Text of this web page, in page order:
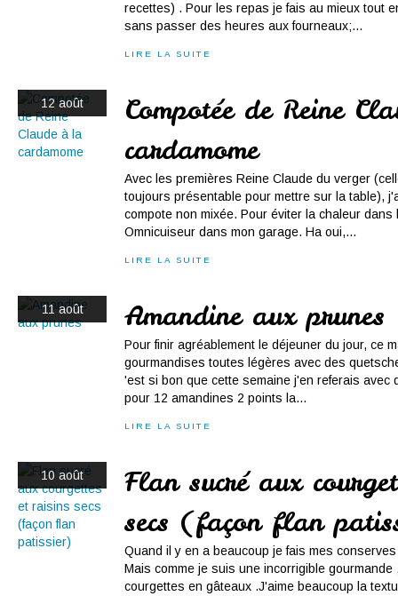
recettes) . Pour les repas je fais au mieux tout
sans passer des heures aux fourneaux;...
LIRE LA SUITE
12 août
Compotée de Reine
cardamome
Avec les premières Reine Claude du verger
toujours présentable pour mettre sur la table),
compote non mixée. Pour éviter la chaleur
Omnicuiseur dans mon garage. Ha oui,...
LIRE LA SUITE
11 août Amandine aux prunes
Pour finir agréablement le déjeuner du jour, ce
gourmandises toutes légères avec des
'est si bon que cette semaine j'en referais avec
pour 12 amandines 2 points la...
LIRE LA SUITE
10 août
Flan sucré aux
secs (façon flan
Quand il y en a beaucoup je fais mes
Mais comme je suis une incorrigible
courgettes en gâteaux .J'aime beaucoup la